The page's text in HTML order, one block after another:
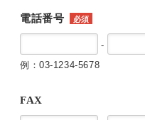
電話番号 必須
-
例：03-1234-5678
FAX